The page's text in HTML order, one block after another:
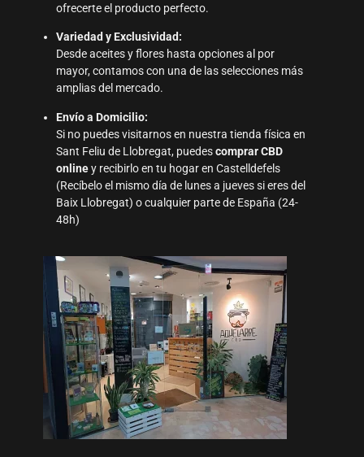
ofrecerte el producto perfecto.
Variedad y Exclusividad:
Desde aceites y flores hasta opciones al por
mayor, contamos con una de las selecciones más
amplias del mercado.
Envío a Domicilio:
Si no puedes visitarnos en nuestra tienda física en
Sant Feliu de Llobregat, puedescomprar CBD
onliney recibirlo en tu hogar en Castelldefels
(Recíbelo el mismo día de lunes a jueves si eres del
Baix Llobregat) o cualquier parte de España (24-
48h)